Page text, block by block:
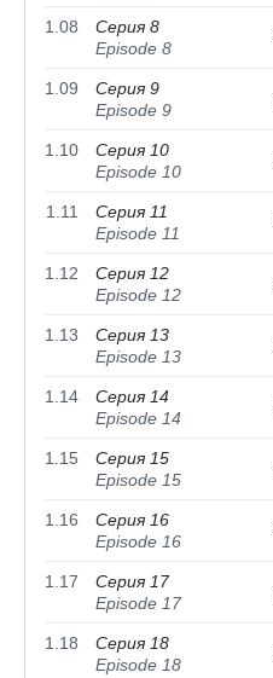
1.08
Серия 8
Episode 8
1.09
Серия 9
Episode 9
1.10
Серия 10
Episode 10
1.11
Серия 11
Episode 11
1.12
Серия 12
Episode 12
1.13
Серия 13
Episode 13
1.14
Серия 14
Episode 14
1.15
Серия 15
Episode 15
1.16
Серия 16
Episode 16
1.17
Серия 17
Episode 17
1.18
Серия 18
Episode 18